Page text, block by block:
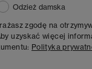
Odzież damska
zgodę na
uzyskać więcej
Polityka